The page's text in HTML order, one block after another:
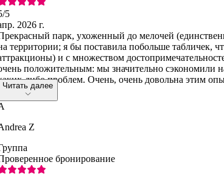
/5
2026 г.
парк, ухоженный до мелочей
территории; я бы поставила побольше табличек,
и с множеством
положительным: мы значительно сэкономили
либо проблем. Очень, очень довольна этим
Читать далее
Z
бронирование